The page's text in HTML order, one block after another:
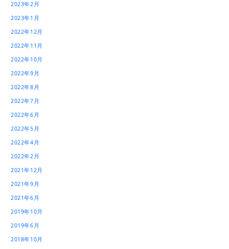
2023年2月
2023年1月
2022年12月
2022年11月
2022年10月
2022年9月
2022年8月
2022年7月
2022年6月
2022年5月
2022年4月
2022年2月
2021年12月
2021年9月
2021年6月
2019年10月
2019年6月
2018年10月